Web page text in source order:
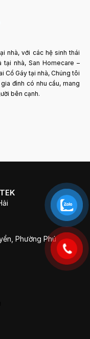
nhà, với các hệ sinh thái
tại nhà, San Homecare –
Cổ Gáy tại nhà, Chúng tôi
đình có nhu cầu, mang
bên cạnh.
Phường Phú